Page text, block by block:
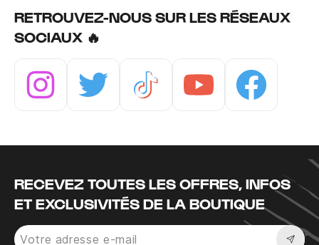
RETROUVEZ-NOUS SUR LES RÉSEAUX
SOCIAUX 🔥
RECEVEZ TOUTES LES OFFRES, INFOS
ET EXCLUSIVITÉS DE LA BOUTIQUE